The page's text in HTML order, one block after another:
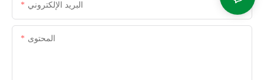
البريد الإلكتروني
المحتوى